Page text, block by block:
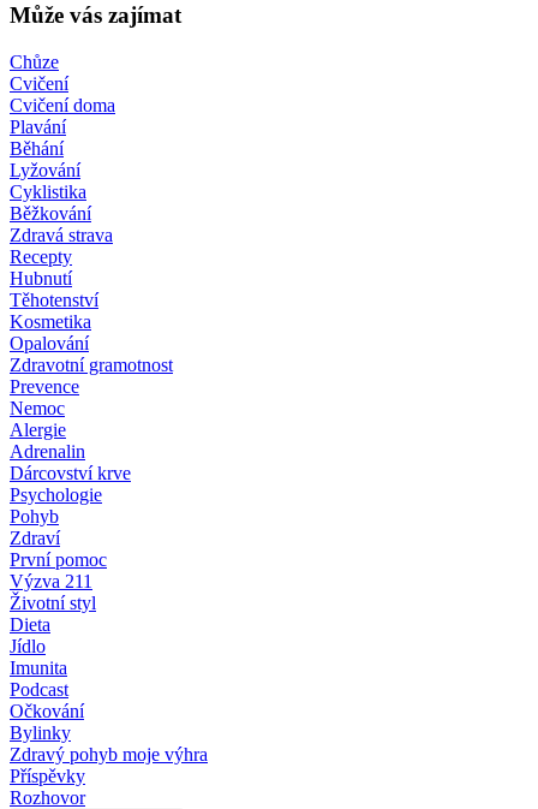
Může vás zajímat
Chůze
Cvičení
Cvičení doma
Plavání
Běhání
Lyžování
Cyklistika
Běžkování
Zdravá strava
Recepty
Hubnutí
Těhotenství
Kosmetika
Opalování
Zdravotní gramotnost
Prevence
Nemoc
Alergie
Adrenalin
Dárcovství krve
Psychologie
Pohyb
Zdraví
První pomoc
Výzva 211
Životní styl
Dieta
Jídlo
Imunita
Podcast
Očkování
Bylinky
Zdravý pohyb moje výhra
Příspěvky
Rozhovor